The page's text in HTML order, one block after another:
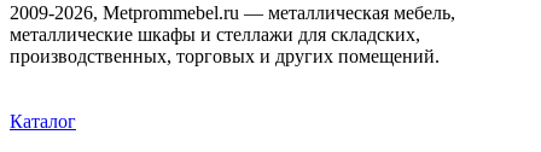
2009-2026, Metprommebel.ru — металлическая мебель,
металлические шкафы и стеллажи для складских,
производственных, торговых и других помещений.
Каталог